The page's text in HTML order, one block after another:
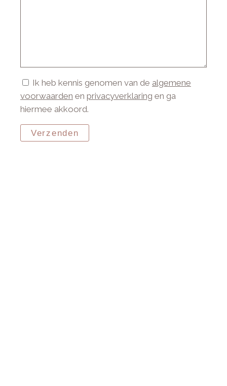
Ik heb kennis genomen van de algemene
voorwaarden en privacyverklaring en ga
hiermee akkoord.